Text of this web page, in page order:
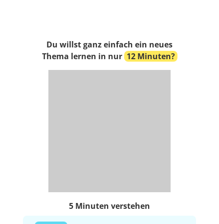
Du willst ganz einfach ein neues
Thema lernen in nur 12 Minuten?
5 Minuten verstehen